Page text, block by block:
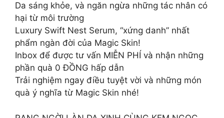
Da sáng khỏe, và ngăn ngừa những tác nhân có
hại từ môi trường
Luxury Swift Nest Serum, “xứng danh” nhất
phẩm ngàn đời của Magic Skin!
Inbox để được tư vấn MIỄN PHÍ và nhận những
phần quà 0 ĐỒNG hấp dẫn
Trải nghiệm ngay điều tuyệt vời và những món
quà ý nghĩa từ Magic Skin nhé!